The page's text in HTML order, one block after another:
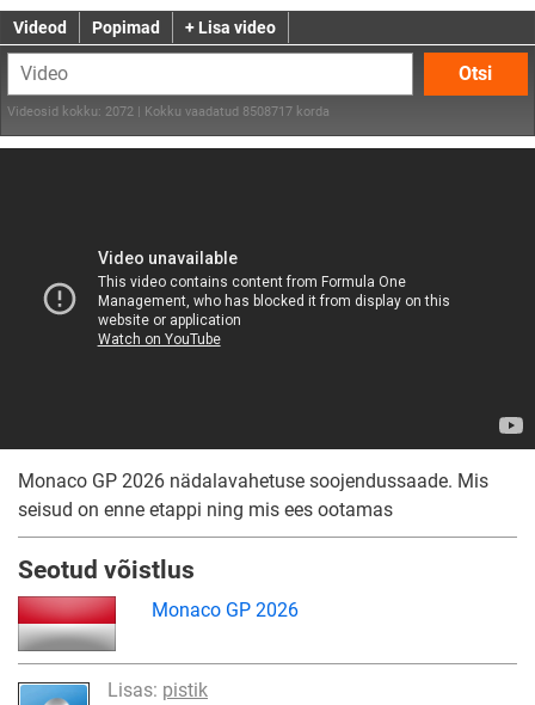
Videod Popimad + Lisa video
Otsi
Videosid kokku: 2072 | Kokku vaadatud 8508717 korda
Monaco GP 2026 nädalavahetuse soojendussaade. Mis
seisud on enne etappi ning mis ees ootamas
Seotud võistlus
Monaco GP 2026
Lisas: pistik